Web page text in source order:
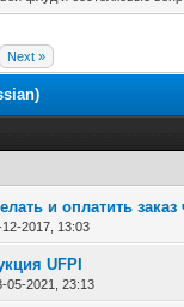
Next »
и оплатить
2017, 13:03
UFPI
05-2021, 23:13